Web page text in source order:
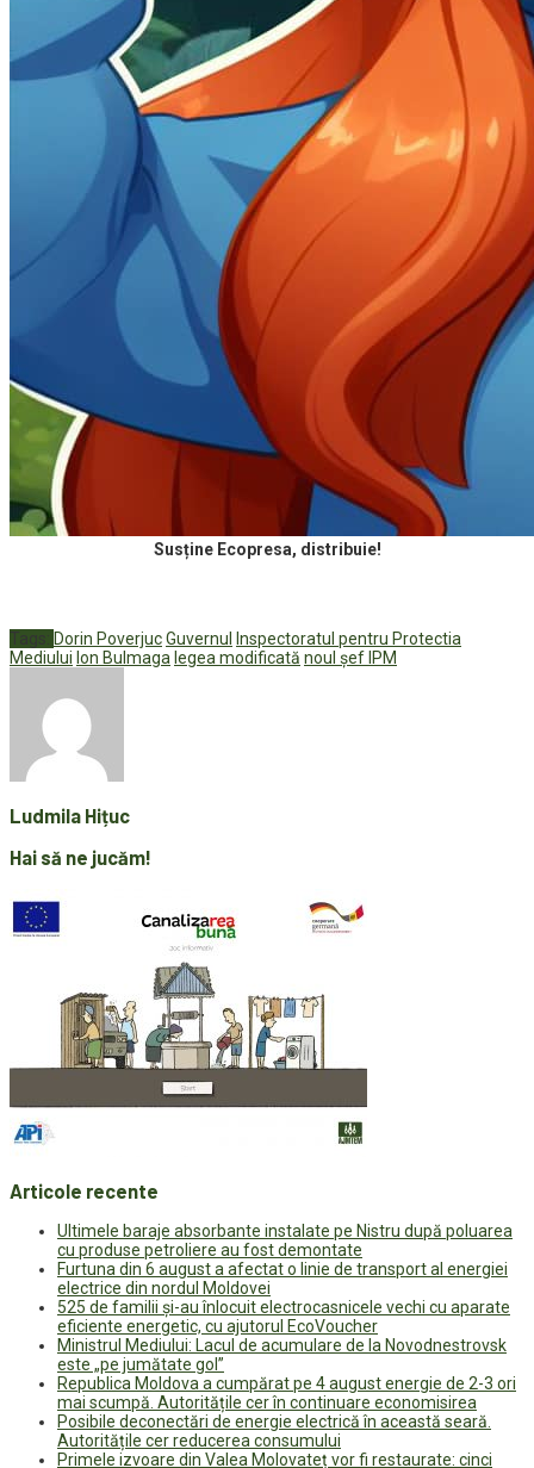
Susține Ecopresa, distribuie!
Tags: Dorin PoverjucGuvernul Inspectoratul pentru Protectia
Mediului Ion Bulmaga legea modificată noul șef IPM
Ludmila Hițuc
Hai să ne jucăm!
Articole recente
Ultimele baraje absorbante instalate pe Nistru după poluarea
cu produse petroliere au fost demontate
Furtuna din 6 august a afectat o linie de transport al energiei
electrice din nordul Moldovei
525 de familii și-au înlocuit electrocasnicele vechi cu aparate
eficiente energetic, cu ajutorul EcoVoucher
Ministrul Mediului: Lacul de acumulare de la Novodnestrovsk
este „pe jumătate gol”
Republica Moldova a cumpărat pe 4 august energie de 2-3 ori
mai scumpă. Autoritățile cer în continuare economisirea
Posibile deconectări de energie electrică în această seară.
Autoritățile cer reducerea consumului
Primele izvoare din Valea Molovateț vor fi restaurate: cinci